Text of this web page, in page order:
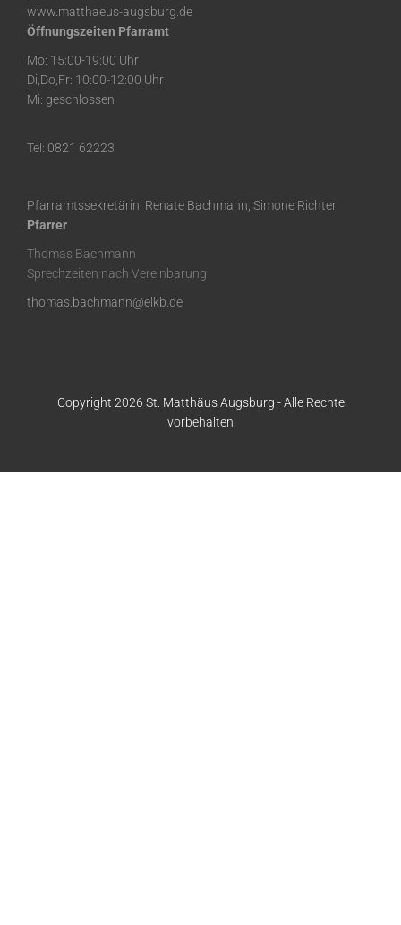
www.matthaeus-augsburg.de
Öffnungszeiten Pfarramt
Mo: 15:00-19:00 Uhr
Di,Do,Fr: 10:00-12:00 Uhr
Mi: geschlossen
Tel: 0821 62223
Pfarramtssekretärin: Renate Bachmann, Simone Richter
Pfarrer
Thomas Bachmann
Sprechzeiten nach Vereinbarung
thomas.bachmann@elkb.de
Copyright 2026 St. Matthäus Augsburg - Alle Rechte
vorbehalten